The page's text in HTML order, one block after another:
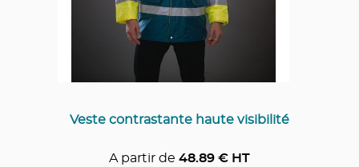
Veste contrastante haute visibilité
A partir de 48.89 € HT